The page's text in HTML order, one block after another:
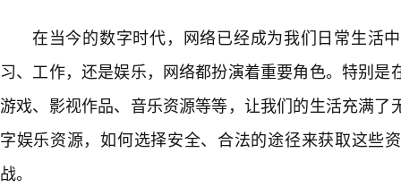
在当今的数字时代，网络已经成为我们日常生活
习、工作，还是娱乐，网络都扮演着重要角色。特别是
游戏、影视作品、音乐资源等等，让我们的生活充满了
字娱乐资源，如何选择安全、合法的途径来获取这些
战。